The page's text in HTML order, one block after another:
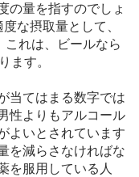
の量を指すのでしょ
な摂取量として、
れは、ビールなら
ます。
当てはまる数字では
性よりもアルコール
よいとされています
を減らさなければな
を服用している人